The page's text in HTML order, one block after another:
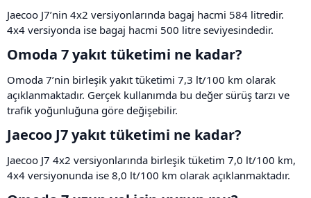
Jaecoo J7’nin 4x2 versiyonlarında bagaj hacmi 584 litredir.
4x4 versiyonda ise bagaj hacmi 500 litre seviyesindedir.
Omoda 7 yakıt tüketimi ne kadar?​
Omoda 7’nin birleşik yakıt tüketimi 7,3 lt/100 km olarak
açıklanmaktadır. Gerçek kullanımda bu değer sürüş tarzı ve
trafik yoğunluğuna göre değişebilir.
Jaecoo J7 yakıt tüketimi ne kadar?​
Jaecoo J7 4x2 versiyonlarında birleşik tüketim 7,0 lt/100 km,
4x4 versiyonunda ise 8,0 lt/100 km olarak açıklanmaktadır.